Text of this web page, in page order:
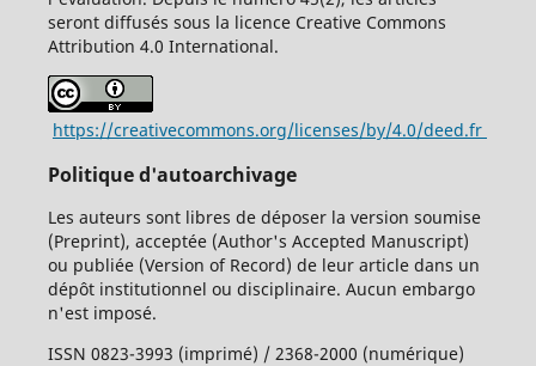
seront diffusés sous la licence Creative Commons
Attribution 4.0 International.
https://creativecommons.org/licenses/by/4.0/deed.fr
Politique d'autoarchivage
Les auteurs sont libres de déposer la version soumise
(Preprint), acceptée (Author's Accepted Manuscript)
ou publiée (Version of Record) de leur article dans un
dépôt institutionnel ou disciplinaire. Aucun embargo
n'est imposé.
ISSN 0823-3993 (imprimé) / 2368-2000 (numérique)